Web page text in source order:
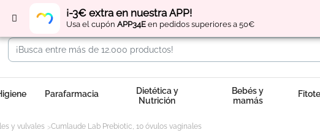
¡-3€ extra en nuestra APP!
Usa el cupón APP34E en pedidos superiores a 50€
Regístratey obtén
Parafarmacia
Dietética y
Nutrición
Bebés y
mamás
y vulvales Cumlaude Lab Prebiotic, 10 óvulos vaginales